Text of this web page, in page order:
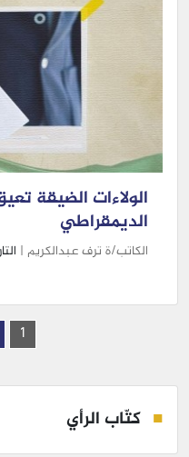
الولاءات الضيقة
الديمقراطي
الكاتب/ة ترف عبدالكريم |
1
كتّاب الرأي